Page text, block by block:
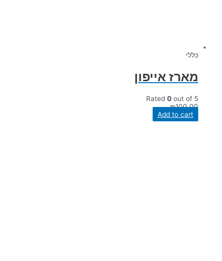
כללי
מארז אייפון
Rated 0 out of 5
₪100.00
Add to cart